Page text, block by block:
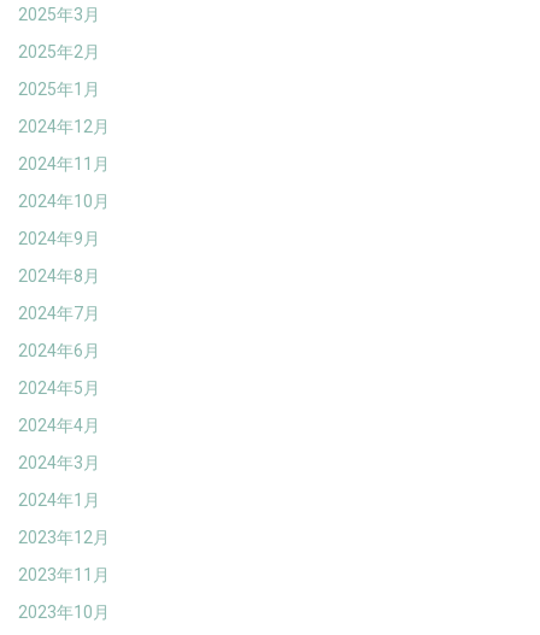
2025年3月
2025年2月
2025年1月
2024年12月
2024年11月
2024年10月
2024年9月
2024年8月
2024年7月
2024年6月
2024年5月
2024年4月
2024年3月
2024年1月
2023年12月
2023年11月
2023年10月